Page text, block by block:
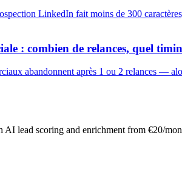
LinkedIn fait moins de 300
: combien de relances, quel
abandonnent après 1 ou 2 relances —
lead scoring and enrichment from €20/